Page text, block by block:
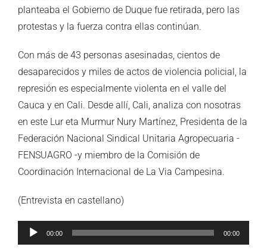
planteaba el Gobierno de Duque fue retirada, pero las
protestas y la fuerza contra ellas continúan.
Con más de 43 personas asesinadas, cientos de
desaparecidos y miles de actos de violencia policial, la
represión es especialmente violenta en el valle del
Cauca y en Cali. Desde allí, Cali, analiza con nosotras
en este Lur eta Murmur Nury Martínez, Presidenta de la
Federación Nacional Sindical Unitaria Agropecuaria -
FENSUAGRO -y miembro de la Comisión de
Coordinación Internacional de La Via Campesina.
(Entrevista en castellano)
Reproductor
de
00:00 00:00